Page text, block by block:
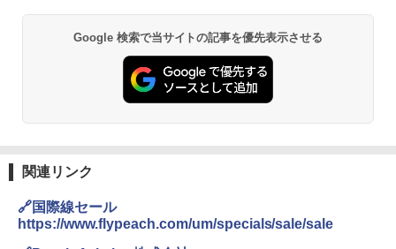
PYKES PEAK (パイクスピーク) 着替えテン
ト プライバシー テント 【中が透けない】 1
人用 折りたたみ 防災グッズ 災害用トイレ ビ
ーチ ピクニック ポップアップテント 携帯 簡
易 トイレテント (ブラック)
500002(88859)
GRANDOOR ステンレス保冷剤 2個セット 2
コンパクト 保冷力長持ち
￥2,980
熊撃退スプレー 熊よけスプレー 熊スプレー
防災用品 長期保存可能 緊急時用 日本国内発
送
Google 検索で当サイトの記事を優先表示させる
関連リンク
🔗国際線セール
https://www.flypeach.com/um/specials/sale/sale